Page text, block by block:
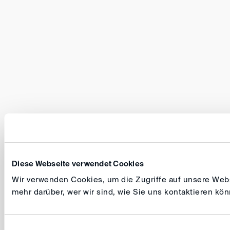
Diese Webseite verwendet Cookies
Wir verwenden Cookies, um die Zugriffe auf unsere
mehr darüber, wer wir sind, wie Sie uns kontaktieren